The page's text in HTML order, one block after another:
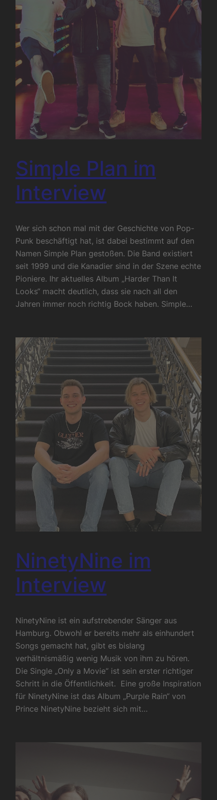
Simple Plan im
Interview
Wer sich schon mal mit der Geschichte von Pop-
Punk beschäftigt hat, ist dabei bestimmt auf den
Namen Simple Plan gestoßen. Die Band existiert
seit 1999 und die Kanadier sind in der Szene echte
Pioniere. Ihr aktuelles Album „Harder Than It
Looks“ macht deutlich, dass sie nach all den
Jahren immer noch richtig Bock haben. Simple…
NinetyNine im
Interview
NinetyNine ist ein aufstrebender Sänger aus
Hamburg. Obwohl er bereits mehr als einhundert
Songs gemacht hat, gibt es bislang
verhältnismäßig wenig Musik von ihm zu hören.
Die Single „Only a Movie“ ist sein erster richtiger
Schritt in die Öffentlichkeit. Eine große Inspiration
für NinetyNine ist das Album „Purple Rain“ von
Prince NinetyNine bezieht sich mit…